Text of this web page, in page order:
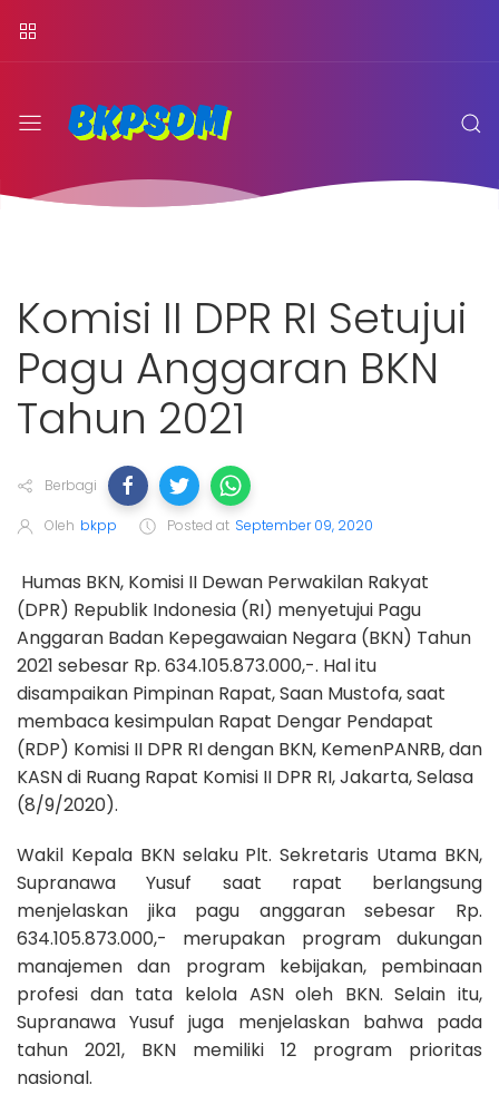
Komisi II DPR RI Setujui
Pagu Anggaran BKN
Tahun 2021
Berbagi
Oleh bkpp Posted at September 09, 2020
Humas BKN, Komisi II Dewan Perwakilan Rakyat
(DPR) Republik Indonesia (RI) menyetujui Pagu
Anggaran Badan Kepegawaian Negara (BKN) Tahun
2021 sebesar Rp. 634.105.873.000,-. Hal itu
disampaikan Pimpinan Rapat, Saan Mustofa, saat
membaca kesimpulan Rapat Dengar Pendapat
(RDP) Komisi II DPR RI dengan BKN, KemenPANRB, dan
KASN di Ruang Rapat Komisi II DPR RI, Jakarta, Selasa
(8/9/2020).
Wakil Kepala BKN selaku Plt. Sekretaris Utama BKN,
Supranawa Yusuf saat rapat berlangsung
menjelaskan jika pagu anggaran sebesar Rp.
634.105.873.000,- merupakan program dukungan
manajemen dan program kebijakan, pembinaan
profesi dan tata kelola ASN oleh BKN. Selain itu,
Supranawa Yusuf juga menjelaskan bahwa pada
tahun 2021, BKN memiliki 12 program prioritas
nasional.